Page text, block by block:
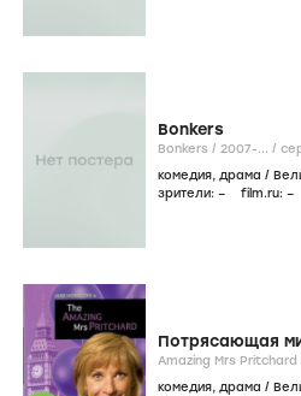
Bonkers
Bonkers / 2007-... /
комедия, драма /
зрители: – film.ru: –
Потрясающая
комедия, драма /